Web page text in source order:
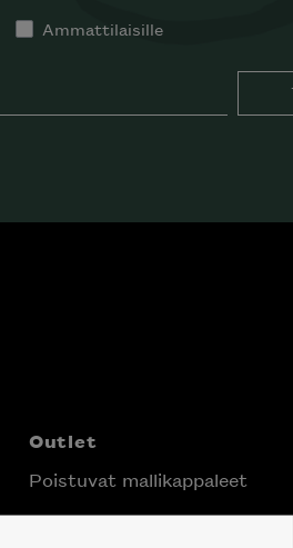
Ammattilaisille
Outlet
Poistuvat mallikappaleet